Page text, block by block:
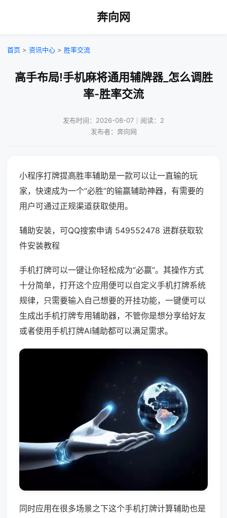
奔向网
首页 > 资讯中心 > 胜率交流
高手布局!手机麻将通用辅牌器_怎么调胜
率-胜率交流
发布时间：2026-08-07｜阅读：2
发布者：奔向网
小程序打牌提高胜率辅助是一款可以让一直输的玩
家，快速成为一个“必胜”的输赢辅助神器，有需要的
用户可通过正规渠道获取使用。
辅助安装，可QQ搜索申请 549552478 进群获取软
件安装教程
手机打牌可以一键让你轻松成为“必赢”。其操作方式
十分简单，打开这个应用便可以自定义手机打牌系统
规律，只需要输入自己想要的开挂功能，一键便可以
生成出手机打牌专用辅助器，不管你是想分享给好友
或者使用手机打牌AI辅助都可以满足需求。
同时应用在很多场景之下这个手机打牌计算辅助也是